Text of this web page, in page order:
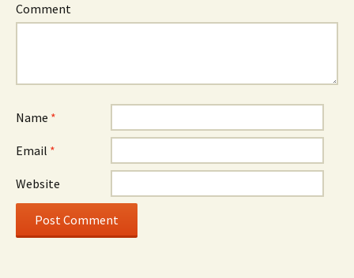
Comment
Name *
Email *
Website